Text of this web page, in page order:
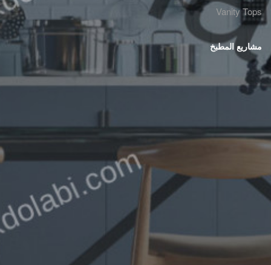
Vanity Tops
مشاريع المطبخ